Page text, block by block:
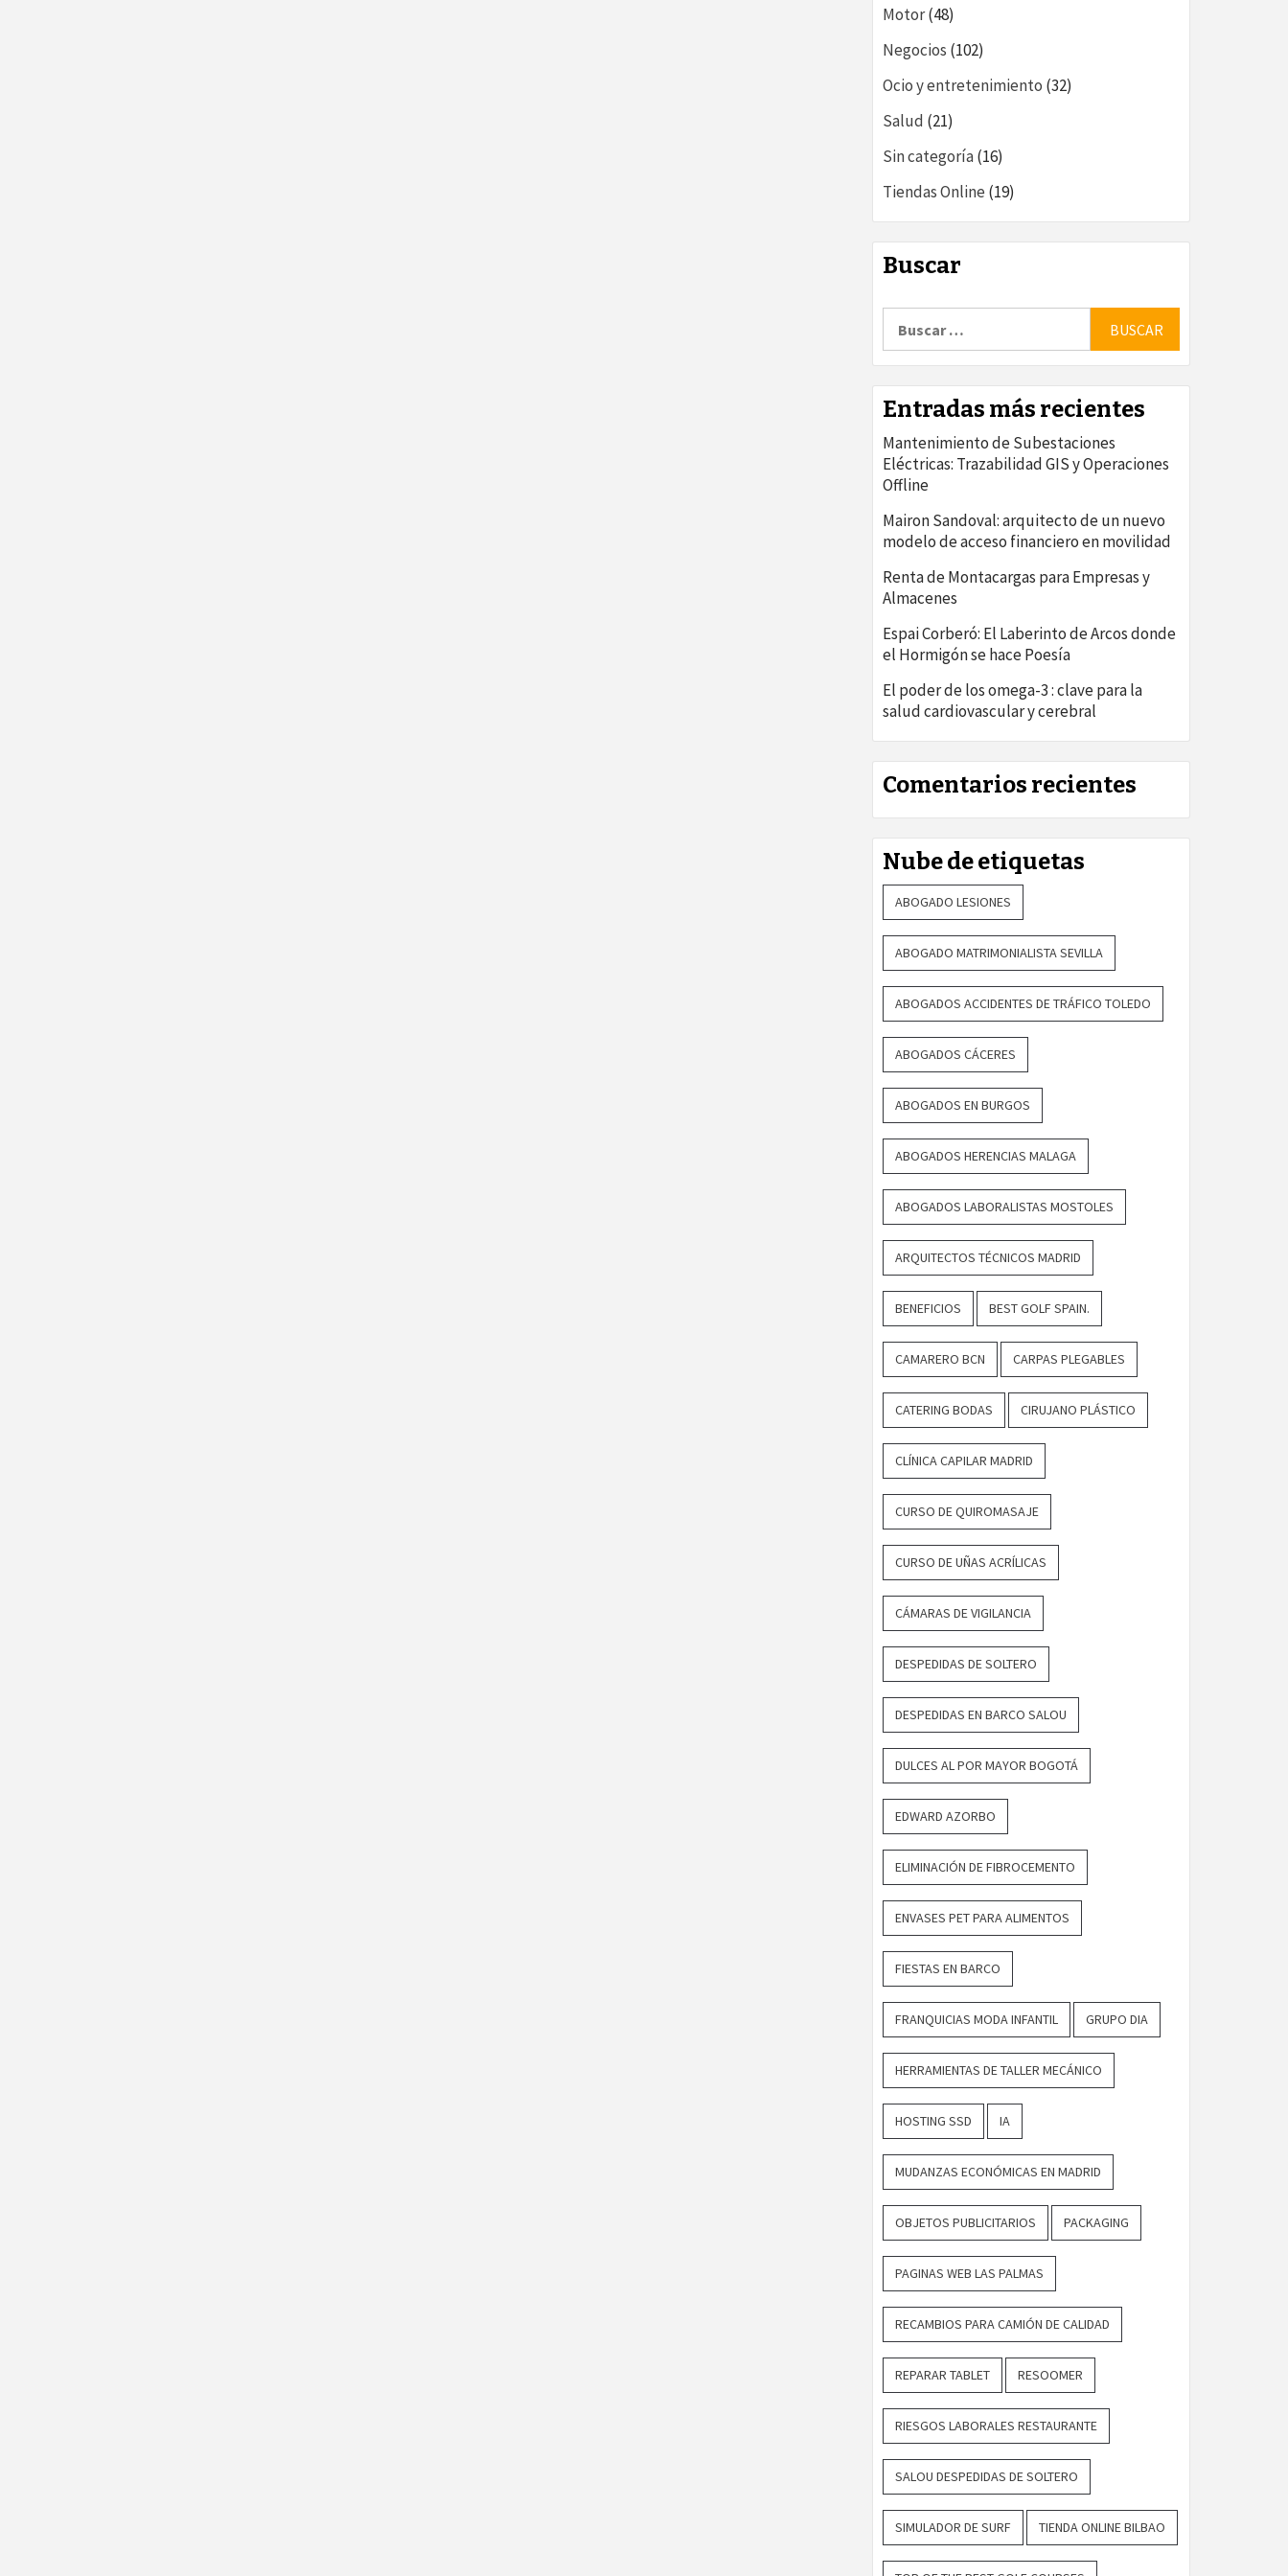
Motor(48)
Negocios (102)
Ocio y entretenimiento (32)
Salud (21)
Sin categoría(16)
Tiendas Online (19)
Buscar
Entradas más recientes
Mantenimiento de Subestaciones
Eléctricas: Trazabilidad GIS y Operaciones
Offline
Mairon Sandoval: arquitecto de un nuevo
modelo de acceso financiero en movilidad
Renta de Montacargas para Empresas y
Almacenes
Espai Corberó: El Laberinto de Arcos donde
el Hormigón se hace Poesía
El poder de los omega-3 : clave para la
salud cardiovascular y cerebral
Comentarios recientes
Nube de etiquetas
ABOGADO LESIONES
ABOGADO MATRIMONIALISTA SEVILLA
ABOGADOS ACCIDENTES DE TRÁFICO TOLEDO
ABOGADOS CÁCERES
ABOGADOS EN BURGOS
ABOGADOS HERENCIAS MALAGA
ABOGADOS LABORALISTAS MOSTOLES
ARQUITECTOS TÉCNICOS MADRID
BENEFICIOS BEST GOLF SPAIN.
CAMARERO BCN CARPAS PLEGABLES
CATERING BODAS CIRUJANO PLÁSTICO
CLÍNICA CAPILAR MADRID
CURSO DE QUIROMASAJE
CURSO DE UÑAS ACRÍLICAS
CÁMARAS DE VIGILANCIA
DESPEDIDAS DE SOLTERO
DESPEDIDAS EN BARCO SALOU
DULCES AL POR MAYOR BOGOTÁ
EDWARD AZORBO
ELIMINACIÓN DE FIBROCEMENTO
ENVASES PET PARA ALIMENTOS
FIESTAS EN BARCO
FRANQUICIAS MODA INFANTIL GRUPO DIA
HERRAMIENTAS DE TALLER MECÁNICO
HOSTING SSD IA
MUDANZAS ECONÓMICAS EN MADRID
OBJETOS PUBLICITARIOS PACKAGING
PAGINAS WEB LAS PALMAS
RECAMBIOS PARA CAMIÓN DE CALIDAD
REPARAR TABLET RESOOMER
RIESGOS LABORALES RESTAURANTE
SALOU DESPEDIDAS DE SOLTERO
SIMULADOR DE SURF TIENDA ONLINE BILBAO